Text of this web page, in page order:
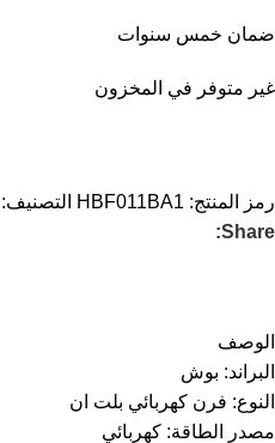
ضمان خمس سنوات
غير متوفر في المخزون
رمز المنتج: HBF011BA1 التصنيف:
Share:
الوصف
البراند: بوش
النوع: فرن كهربائي بلت ان
مصدر الطاقة: كهربائي